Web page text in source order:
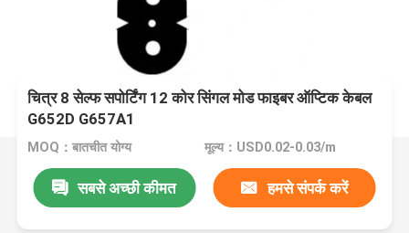
चित्र 8 सेल्फ सपोर्टिंग 12 कोर सिंगल मोड फाइबर ऑप्टिक केबल
G652D G657A1
MOQ：बातचीत योग्य मूल्य：USD0.02-0.03/m
सबसे अच्छी कीमत हमसे संपर्क करें